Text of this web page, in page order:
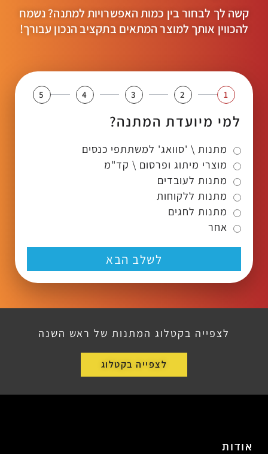
קשה לך לבחור בין כמות האפשרויות למתנה? נשמח
להכווין אותך למוצר המתאים בתקציב הנכון עבורך!
1
2
3
4
5
למי מיועדת המתנה?
מתנות \ 'סוואג' למשתתפי כנסים
מוצרי מיתוג ופרסום \ קד"מ
מתנות לעובדים
מתנות ללקוחות
מתנות לחגים
אחר
לשלב הבא
לצפייה בקטלוג המתנות של ראש השנה
לצפייה בקטלוג
אודות